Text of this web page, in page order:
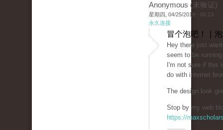
Anonymous (未验证)
星期四, 04/25/2019 - 00:13
永久连接
冒个泡吧！ |
Hey there just
seem to be
I'm not sure if this
do with internet
The design look
Stop by my web
https://